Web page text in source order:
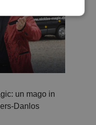
un mago in
Danlos